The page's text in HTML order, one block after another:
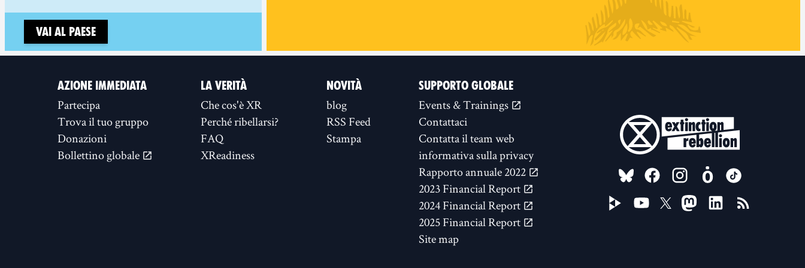
Vai al paese
AZIONE IMMEDIATA
Partecipa
Trova il tuo gruppo
Donazioni
Bollettino globale
LA VERITÀ
Che cos'è XR
Perché ribellarsi?
FAQ
XReadiness
NOVITÀ
blog
RSS Feed
Stampa
SUPPORTO GLOBALE
Events & Trainings
Contattaci
Contatta il team web
informativa sulla privacy
Rapporto annuale 2022
2023 Financial Report
2024 Financial Report
2025 Financial Report
Site map
FOLLOW US ON